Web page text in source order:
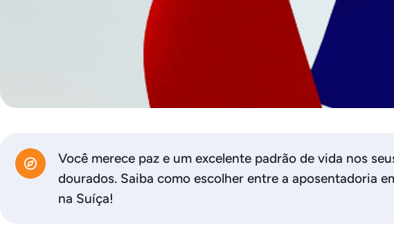
Você merece paz e um excelente padrão de vida nos
dourados. Saiba como escolher entre a aposentadoria
na Suíça!